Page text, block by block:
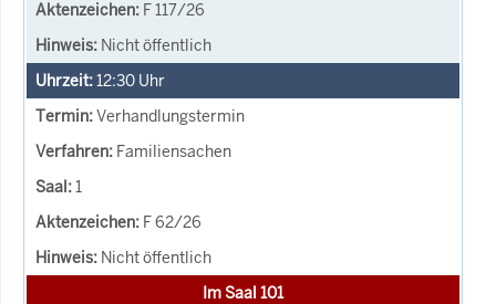
F 117/26
Nicht öffentlich
12:30 Uhr
Verhandlungstermin
Familiensachen
1
F 62/26
Nicht öffentlich
Im Saal 101